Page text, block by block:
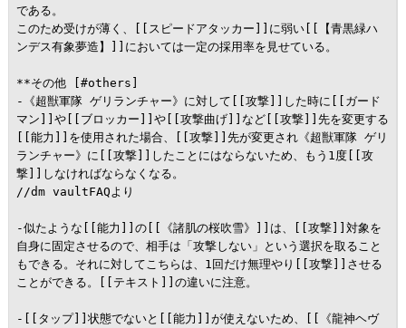
である。
このため受けが薄く、[[スピードアタッカー]]に弱い[[【青黒緑ハ
ンデス有象夢造】]]においては一定の採用率を見せている。
**その他 [#others]
-《超獣軍隊 ゲリランチャー》に対して[[攻撃]]した時に[[ガード
マン]]や[[ブロッカー]]や[[攻撃曲げ]]など[[攻撃]]先を変更する
[[能力]]を使用された場合、[[攻撃]]先が変更され《超獣軍隊 ゲリ
ランチャー》に[[攻撃]]したことにはならないため、もう1度[[攻
撃]]しなければならなくなる。
//dm vaultFAQより
-似たような[[能力]]の[[《諸肌の桜吹雪》]]は、[[攻撃]]対象を
自身に固定させるので、相手は「攻撃しない」という選択を取ること
もできる。それに対してこちらは、1回だけ無理やり[[攻撃]]させる
ことができる。[[テキスト]]の違いに注意。
-[[タップ]]状態でないと[[能力]]が使えないため、[[《龍神ヘヴ